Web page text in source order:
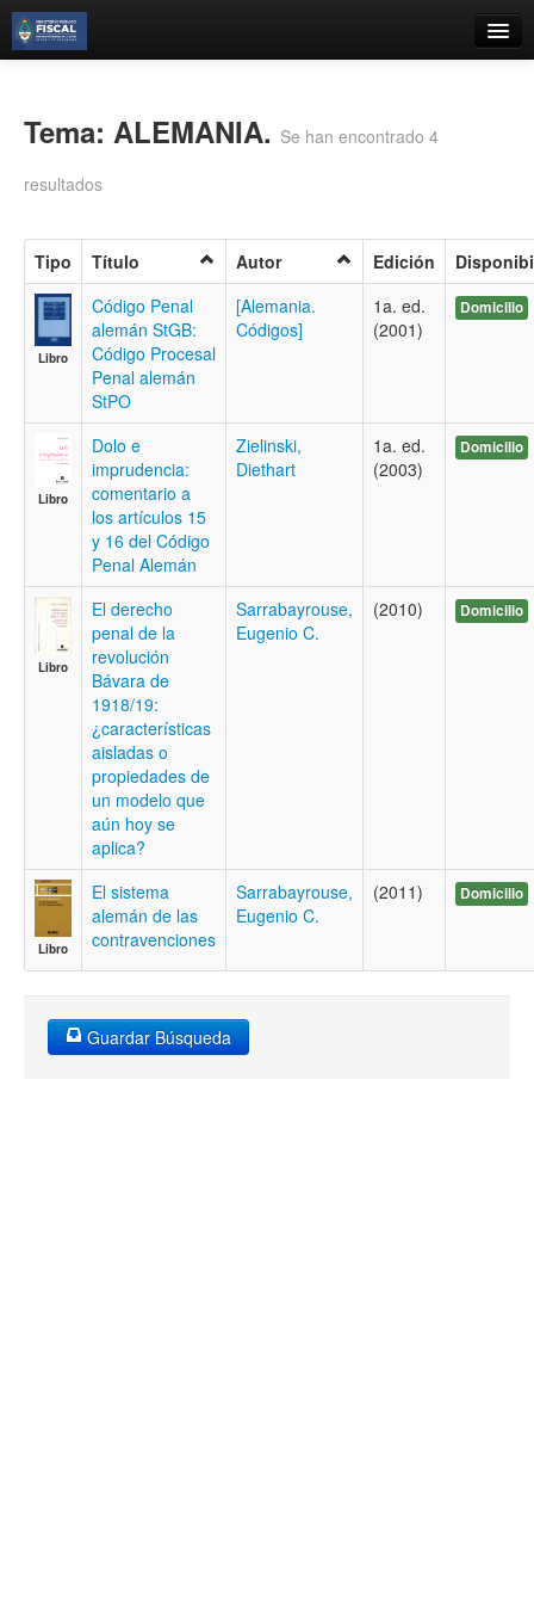
Búsqueda Avanzada
Contacto
Iniciar sesión
Tema: ALEMANIA. Se han encontrado 4
resultados
Tipo Título Autor Edición
Libro
Código Penal
alemán StGB:
Código Procesal
Penal alemán
StPO
[Alemania.
Códigos]
1a. ed.
(2001)
Domicilio
Libro
Dolo e
imprudencia:
comentario a
los artículos 15
y 16 del Código
Penal Alemán
Zielinski,
Diethart
1a. ed.
(2003)
Domicilio
Libro
El derecho
penal de la
revolución
Bávara de
1918/19:
¿características
aisladas o
propiedades de
un modelo que
aún hoy se
aplica?
Sarrabayrouse,
Eugenio C.
(2010) Domicilio
Libro
El sistema
alemán de las
contravenciones
Sarrabayrouse,
Eugenio C.
(2011) Domicilio
Guardar Búsqueda